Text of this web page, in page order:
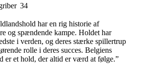
34
har en rig historie af
og spændende kampe. Holdet har
i verden, og deres stærke spillertrup
rolle i deres succes. Belgiens
er et hold, der altid er værd at følge.”